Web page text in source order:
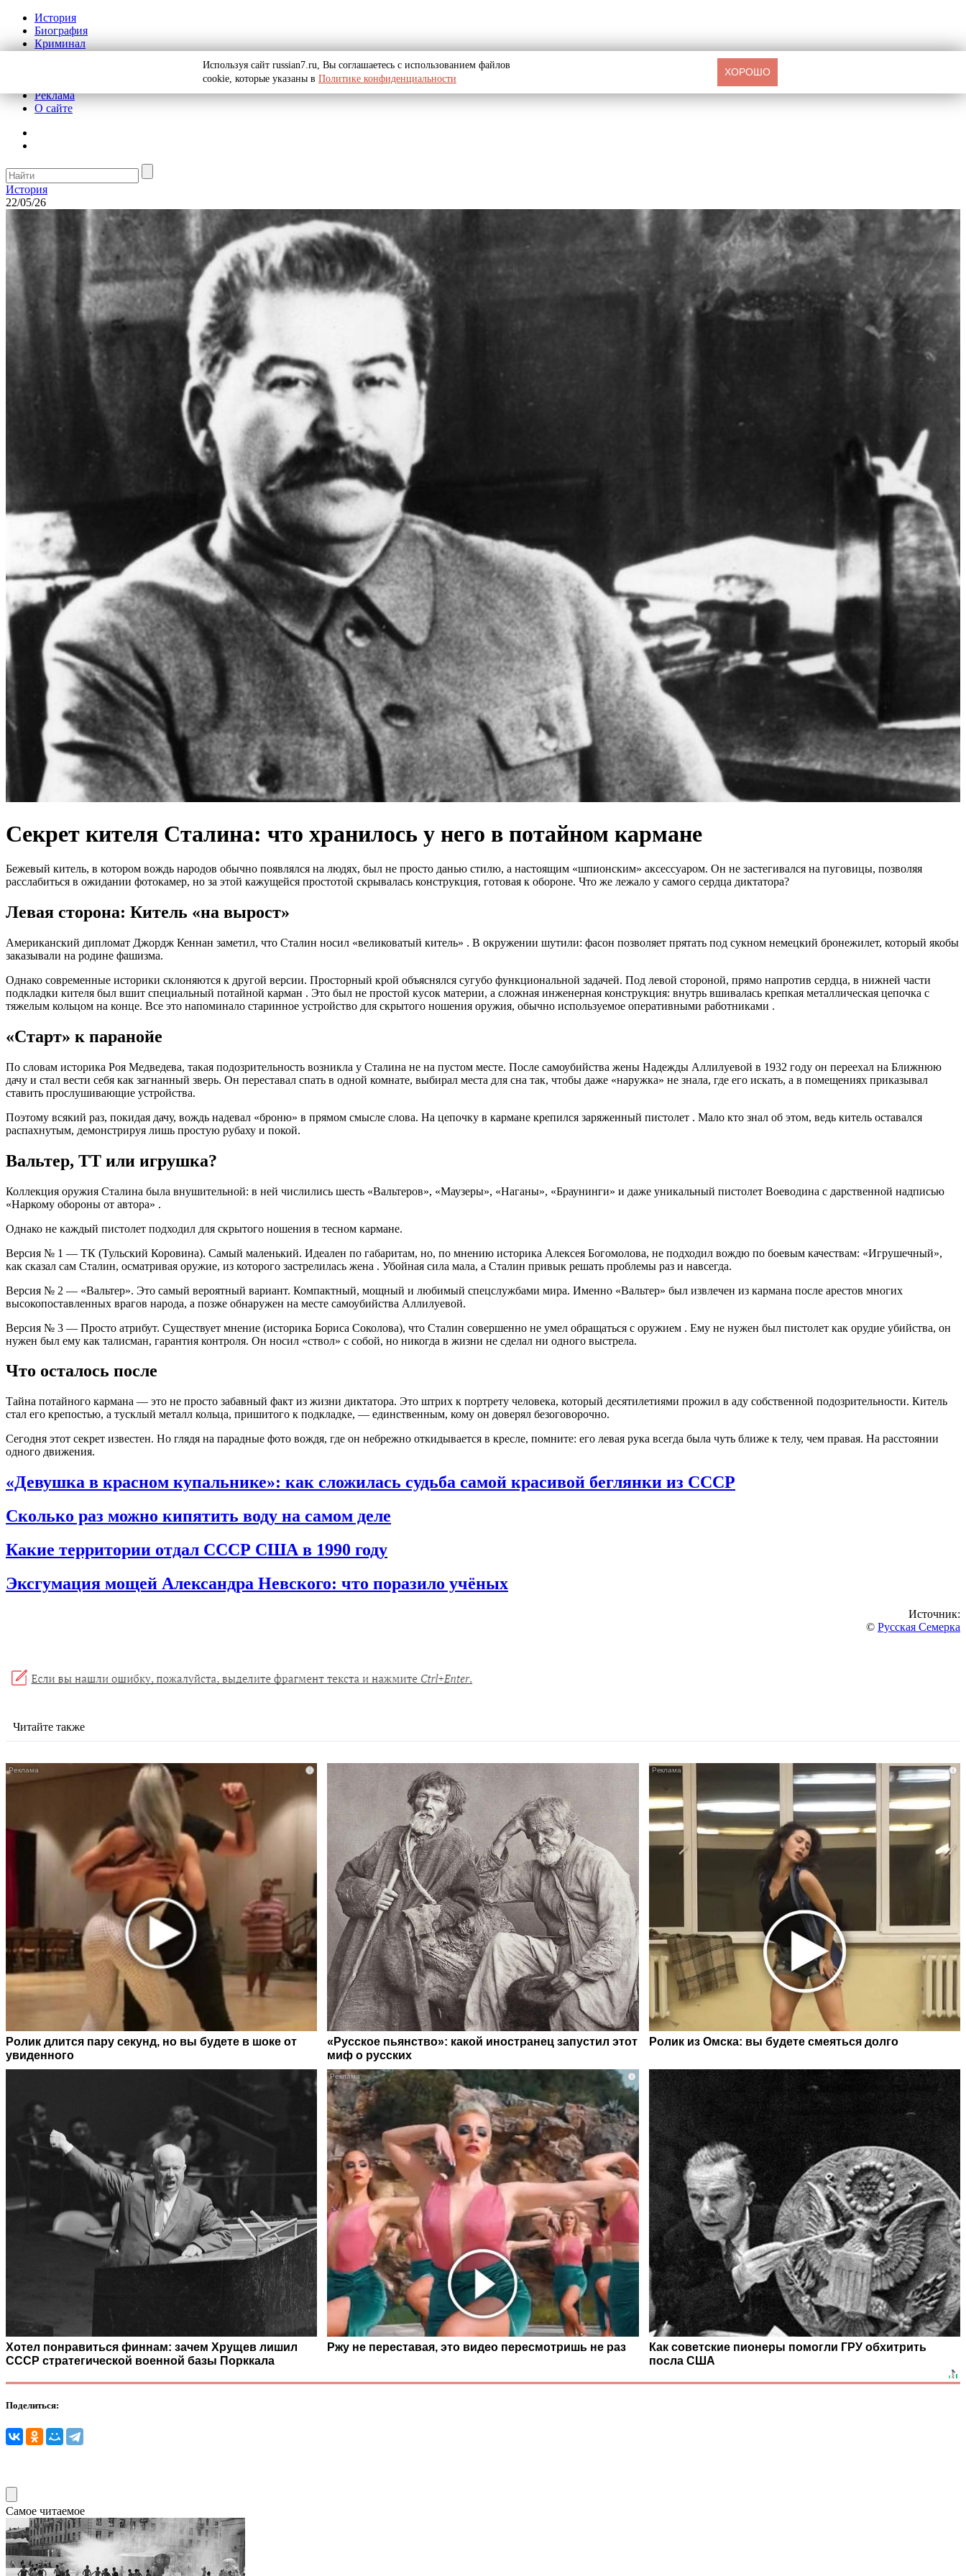
История
Биография
Криминал
Реклама
О сайте
История
22/05/26
Секрет кителя Сталина: что хранилось у него в потайном кармане
Бежевый китель, в котором вождь народов обычно появлялся на людях, был не просто данью стилю, а настоящим «шпионским» аксессуаром. Он не застегивался на пуговицы, позволяя
расслабиться в ожидании фотокамер, но за этой кажущейся простотой скрывалась конструкция, готовая к обороне. Что же лежало у самого сердца диктатора?
Левая сторона: Китель «на вырост»
Американский дипломат Джордж Кеннан заметил, что Сталин носил «великоватый китель» . В окружении шутили: фасон позволяет прятать под сукном немецкий бронежилет, который якобы
заказывали на родине фашизма.
Однако современные историки склоняются к другой версии. Просторный крой объяснялся сугубо функциональной задачей. Под левой стороной, прямо напротив сердца, в нижней части
подкладки кителя был вшит специальный потайной карман . Это был не простой кусок материи, а сложная инженерная конструкция: внутрь вшивалась крепкая металлическая цепочка с
тяжелым кольцом на конце. Все это напоминало старинное устройство для скрытого ношения оружия, обычно используемое оперативными работниками .
«Старт» к паранойе
По словам историка Роя Медведева, такая подозрительность возникла у Сталина не на пустом месте. После самоубийства жены Надежды Аллилуевой в 1932 году он переехал на Ближнюю
дачу и стал вести себя как загнанный зверь. Он переставал спать в одной комнате, выбирал места для сна так, чтобы даже «наружка» не знала, где его искать, а в помещениях приказывал
ставить прослушивающие устройства.
Поэтому всякий раз, покидая дачу, вождь надевал «броню» в прямом смысле слова. На цепочку в кармане крепился заряженный пистолет . Мало кто знал об этом, ведь китель оставался
распахнутым, демонстрируя лишь простую рубаху и покой.
Вальтер, ТТ или игрушка?
Коллекция оружия Сталина была внушительной: в ней числились шесть «Вальтеров», «Маузеры», «Наганы», «Браунинги» и даже уникальный пистолет Воеводина с дарственной надписью
«Наркому обороны от автора» .
Однако не каждый пистолет подходил для скрытого ношения в тесном кармане.
Версия № 1 — ТК (Тульский Коровина). Самый маленький. Идеален по габаритам, но, по мнению историка Алексея Богомолова, не подходил вождю по боевым качествам: «Игрушечный»,
как сказал сам Сталин, осматривая оружие, из которого застрелилась жена . Убойная сила мала, а Сталин привык решать проблемы раз и навсегда.
Версия № 2 — «Вальтер». Это самый вероятный вариант. Компактный, мощный и любимый спецслужбами мира. Именно «Вальтер» был извлечен из кармана после арестов многих
высокопоставленных врагов народа, а позже обнаружен на месте самоубийства Аллилуевой.
Версия № 3 — Просто атрибут. Существует мнение (историка Бориса Соколова), что Сталин совершенно не умел обращаться с оружием . Ему не нужен был пистолет как орудие убийства, он
нужен был ему как талисман, гарантия контроля. Он носил «ствол» с собой, но никогда в жизни не сделал ни одного выстрела.
Что осталось после
Тайна потайного кармана — это не просто забавный факт из жизни диктатора. Это штрих к портрету человека, который десятилетиями прожил в аду собственной подозрительности. Китель
стал его крепостью, а тусклый металл кольца, пришитого к подкладке, — единственным, кому он доверял безоговорочно.
Сегодня этот секрет известен. Но глядя на парадные фото вождя, где он небрежно откидывается в кресле, помните: его левая рука всегда была чуть ближе к телу, чем правая. На расстоянии
одного движения.
«Девушка в красном купальнике»: как сложилась судьба самой красивой беглянки из СССР
Сколько раз можно кипятить воду на самом деле
Какие территории отдал СССР США в 1990 году
Эксгумация мощей Александра Невского: что поразило учёных
Источник:
© Русская Семерка
Читайте также
i
Ролик длится пару секунд, но вы будете в шоке от
увиденного
«Русское пьянство»: какой иностранец запустил этот
миф о русских
i
Ролик из Омска: вы будете смеяться долго
Хотел понравиться финнам: зачем Хрущев лишил
СССР стратегической военной базы Порккала
i
Ржу не переставая, это видео пересмотришь не раз
Как советские пионеры помогли ГРУ обхитрить
посла США
Поделиться:
Самое читаемое
Используя сайт russian7.ru, Вы соглашаетесь с использованием файлов
cookie, которые указаны в Политике конфиденциальности
ХОРОШО